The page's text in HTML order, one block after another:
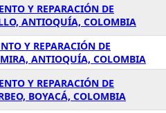
Y REPARACIÓN DE
ANTIOQUÍA, COLOMBIA
Y REPARACIÓN DE
ANTIOQUÍA, COLOMBIA
Y REPARACIÓN DE
BOYACÁ, COLOMBIA